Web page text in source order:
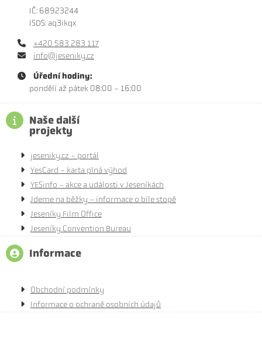
IČ: 68923244
ISDS: aq3ikqx
+420 583 283 117
info@jeseniky.cz
Úřední hodiny:
pondělí až pátek 08:00 - 16:00
Naše další
projekty
jeseniky.cz - portál
YesCard - karta plná výhod
YESinfo - akce a události v Jeseníkách
Jdeme na běžky - informace o bíle stopě
Jeseníky Film Office
Jeseníky Convention Bureau
Informace
Obchodní podmínky
Informace o ochraně osobních údajů